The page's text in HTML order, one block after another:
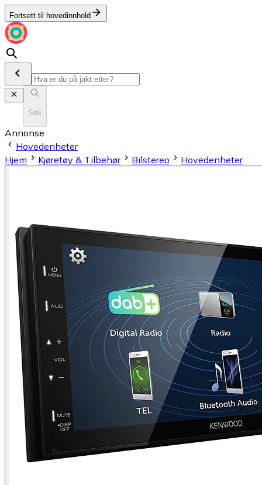
Fortsett til hovedinnhold
Søk
Annonse
Hovedenheter
Hjem
Kjøretøy & Tilbehør Bilstereo Hovedenheter